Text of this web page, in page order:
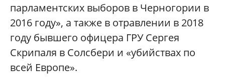
парламентских выборов в Черногории в
2016 году», а также в отравлении в 2018
году бывшего офицера ГРУ Сергея
Скрипаля в Солсбери и «убийствах по
всей Европе».